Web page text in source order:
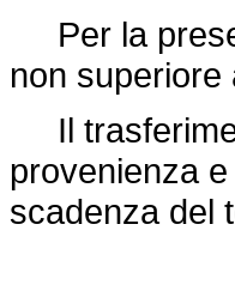
Per la
non superiore
Il
provenienza
scadenza del